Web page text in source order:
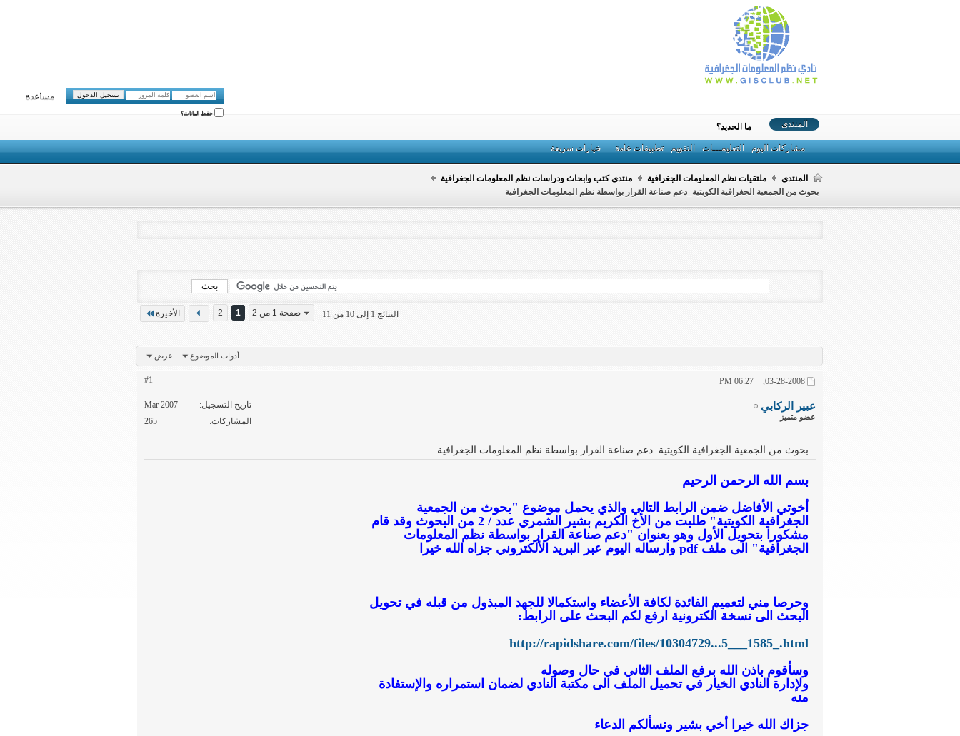
مساعدة
حفظ البيانات؟
المنتدى
مشاركات اليوم التعليمـــات التقويم تطبيقات عامة خيارات سريعة
ما الجديد؟
المنتدى ملتقيات نظم المعلومات الجغرافية
منتدى كتب وابحاث ودراسات نظم المعلومات الجغرافية
بحوث من الجمعية الجغرافية الكويتية_دعم صناعة القرار بواسطة نظم المعلومات الجغرافية
صفحة 1 من 2 1
2 الأخيرة النتائج 1 إلى 10 من 11
أدوات الموضوع عرض
03-28-2008,
06:27 PM
#1
عبير الركابي
عضو متميز
تاريخ التسجيل
Mar 2007
المشاركات
265
بحوث من الجمعية الجغرافية الكويتية_دعم صناعة القرار بواسطة نظم المعلومات الجغرافية
بسم الله الرحمن الرحيم
أخوتي الأفاضل ضمن الرابط التالي والذي يحمل موضوع "بحوث من الجمعية
الجغرافية الكويتية" طلبت من الأخ الكريم بشير الشمري عدد / 2 من البحوث وقد قام
مشكورا بتحويل الأول وهو بعنوان "دعم صناعة القرار بواسطة نظم المعلومات
الجغرافية" الى ملف pdf وارساله اليوم عبر البريد الألكتروني جزاه الله خيرا
وحرصا مني لتعميم الفائدة لكافة الأعضاء واستكمالا للجهد المبذول من قبله في تحويل
البحث الى نسخة الكترونية ارفع لكم البحث على الرابط:
http://rapidshare.com/files/10304729...5___1585_.html
وسأقوم باذن الله برفع الملف الثاني في حال وصوله
ولإدارة النادي الخيار في تحميل الملف الى مكتبة النادي لضمان استمراره والإستفادة
منه
جزاك الله خيرا أخي بشير ونسألكم الدعاء